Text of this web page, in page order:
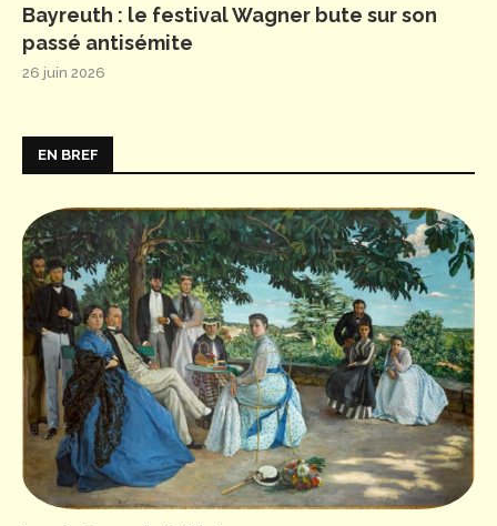
Bayreuth : le festival Wagner bute sur son
passé antisémite
26 juin 2026
EN BREF